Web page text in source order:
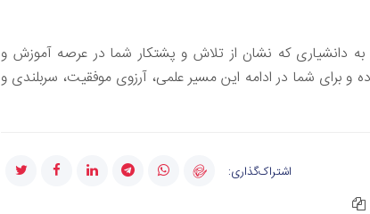
به دانشیاری که نشان از تلاش و پشتکار شما در عرصه آموزش و
شما در ادامه این مسیر علمی، آرزوی موفقیت، سربلندی و
اشتراک‌گذاری: